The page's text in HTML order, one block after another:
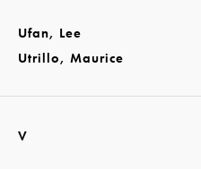
Ufan, Lee
Utrillo, Maurice
V